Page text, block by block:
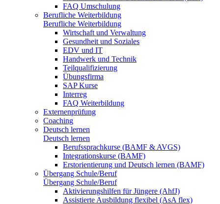
FAQ Umschulung
Berufliche Weiterbildung
Berufliche Weiterbildung
Wirtschaft und Verwaltung
Gesundheit und Soziales
EDV und IT
Handwerk und Technik
Teilqualifizierung
Übungsfirma
SAP Kurse
Interreg
FAQ Weiterbildung
Externenprüfung
Coaching
Deutsch lernen
Deutsch lernen
Berufssprachkurse (BAMF & AVGS)
Integrationskurse (BAMF)
Erstorientierung und Deutsch lernen (BAMF)
Übergang Schule/Beruf
Übergang Schule/Beruf
Aktivierungshilfen für Jüngere (AhfJ)
Assistierte Ausbildung flexibel (AsA flex)